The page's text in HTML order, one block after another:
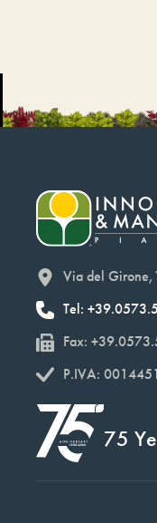
Via del
Tel:
Fax:
P.IVA:
75